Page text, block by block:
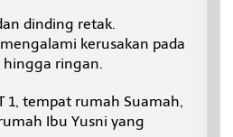
dinding retak.
kerusakan pada
hingga ringan.
1, tempat rumah Suamah,
Ibu Yusni yang